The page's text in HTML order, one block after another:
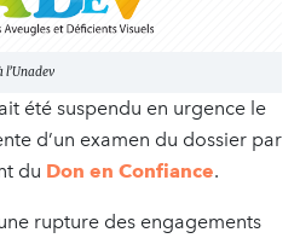
l’Unadev
été suspendu en urgence le
d’un examen du dossier par
du Don en Confiance.
rupture des engagements